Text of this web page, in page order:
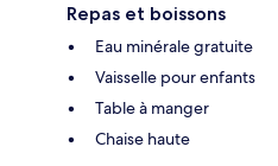
Repas et boissons
Eau minérale gratuite
Vaisselle pour enfants
Table à manger
Chaise haute